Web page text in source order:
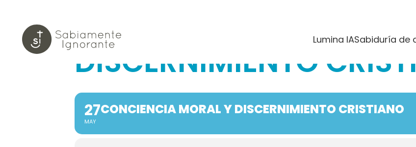
Lumina IASabiduría de
CONCIENCIA MORAL Y
DISCERNIMIENTO
27
MAY
CONCIENCIA MORAL Y DISCERNIMIENTO CRISTIANO